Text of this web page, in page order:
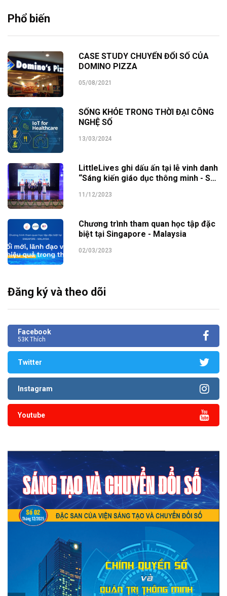
Phổ biến
CASE STUDY CHUYỂN ĐỔI SỐ CỦA
DOMINO PIZZA
05/08/2021
SỐNG KHỎE TRONG THỜI ĐẠI CÔNG
NGHỆ SỐ
13/03/2024
LittleLives ghi dấu ấn tại lễ vinh danh
“Sáng kiến giáo dục thông minh - SEI
11/12/2023
Chương trình tham quan học tập đặc
biệt tại Singapore - Malaysia
02/03/2023
Đăng ký và theo dõi
Facebook
53K Thích
Twitter
Instagram
Youtube